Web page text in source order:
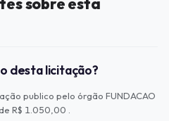
desta licitação?
publico pelo órgão FUNDACAO
R$ 1.050,00 .